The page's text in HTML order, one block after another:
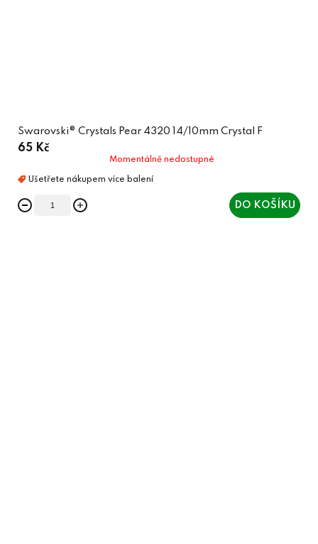
Swarovski® Crystals Pear 4320 14/10mm Crystal F
65 Kč
Momentálně nedostupné
DO KOŠÍKU